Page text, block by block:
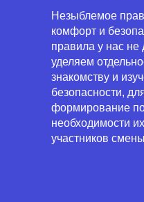
Незыблемое
комфорт и
правила у нас не
уделяем
знакомству и
безопасности,
формирование
необходимости
участников